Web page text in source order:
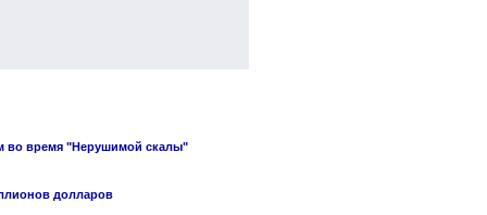
во время "Нерушимой скалы"
долларов